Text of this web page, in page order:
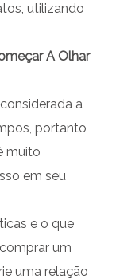
utilizando
A Olhar
a
portanto
muito
em seu
e o que
um
uma relação